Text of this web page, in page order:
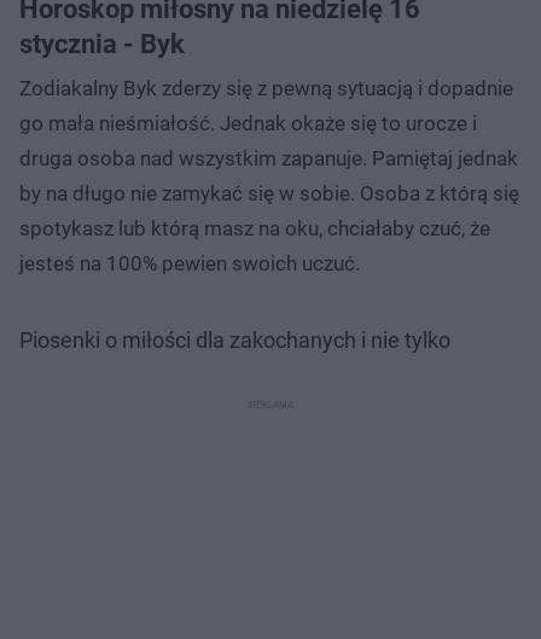
Horoskop miłosny na niedzielę 16
stycznia - Byk
Zodiakalny Byk zderzy się z pewną sytuacją i dopadnie
go mała nieśmiałość. Jednak okaże się to urocze i
druga osoba nad wszystkim zapanuje. Pamiętaj jednak
by na długo nie zamykać się w sobie. Osoba z którą się
spotykasz lub którą masz na oku, chciałaby czuć, że
jesteś na 100% pewien swoich uczuć.
Piosenki o miłości dla zakochanych i nie tylko